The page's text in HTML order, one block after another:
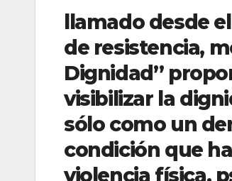
llamado desde
de resistencia,
Dignidad”
visibilizar la
sólo como un
condición que
violencia física,